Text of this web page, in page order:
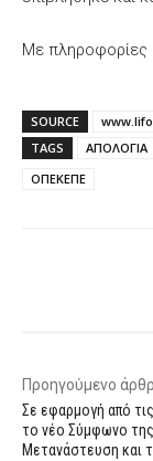
Με
SOURCE
TAGS
ΑΠΟΛΟΓΙΑ
ΟΠΕΚΕΠΕ
Προηγούμενο
Σε εφαρμογή από
το νέο Σύμφωνο της
Μετανάστευση και